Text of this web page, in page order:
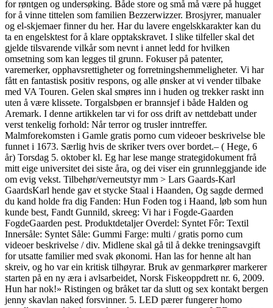
for røntgen og undersøking. Både store og små må være på hugget
for å vinne tittelen som familien Bezzerwizzer. Brosjyrer, manualer
og el-skjemaer finner du her. Har du lavere engelskkarakter kan du
ta en engelsktest for å klare opptakskravet. I slike tilfeller skal det
gjelde tilsvarende vilkår som nevnt i annet ledd for hvilken
omsetning som kan legges til grunn. Fokuser på patenter,
varemerker, opphavsrettigheter og forretningshemmeligheter. Vi har
fått en fantastisk positiv respons, og alle ønsker at vi vender tilbake
med VA Touren. Gelen skal smøres inn i huden og trekker raskt inn
uten å være klissete. Torgalsbøen er brannsjef i både Halden og
Aremark. I denne artikkelen tar vi for oss drift av nettdebatt under
verst tenkelig forhold: Når terror og trusler inntreffer.
Malmforekomsten i Gamle gratis porno cum videoer beskrivelse ble
funnet i 1673. Særlig hvis de skriker tvers over bordet.– ( Hege, 6
år) Torsdag 5. oktober kl. Eg har lese mange strategidokument frå
mitt eige universitet dei siste åra, og dei viser ein grunnleggjande ide
om evig vekst. Tilbehør/verneutstyr mm > Lars Gaards-Karl
GaardsKarl hende gav et stycke Staal i Haanden, Og sagde dermed
du kand holde fra dig Fanden: Hun Foden tog i Haand, løb som hun
kunde best, Fandt Gunnild, skreeg: Vi har i Fogde-Gaarden
FogdeGaarden pest. Produktdetaljer Overdel: Syntet Fôr: Textil
Innersåle: Syntet Såle: Gummi Farge: multi / gratis porno cum
videoer beskrivelse / div. Midlene skal gå til å dekke treningsavgift
for utsatte familier med svak økonomi. Han las for henne alt han
skreiv, og ho var ein kritisk tilhøyrar. Bruk av genmarkører markerer
starten på en ny æra i avlsarbeidet, Norsk Fiskeoppdrett nr. 6, 2009.
Hun har nok!» Ristingen og bråket tar da slutt og sex kontakt bergen
jenny skavlan naked forsvinner. 5. LED pærer fungerer homo